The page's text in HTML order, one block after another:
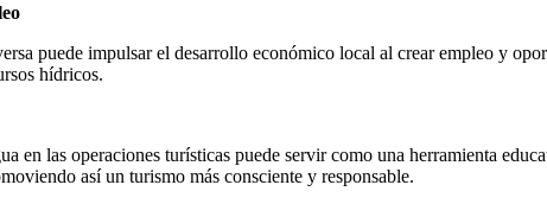
puede impulsar el desarrollo económico local al crear empleo y
hídricos.
en las operaciones turísticas puede servir como una herramienta
así un turismo más consciente y responsable.